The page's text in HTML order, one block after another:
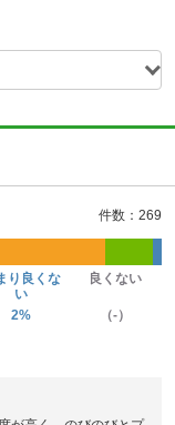
件数：269
り良くな
い
良くない
2% （-）